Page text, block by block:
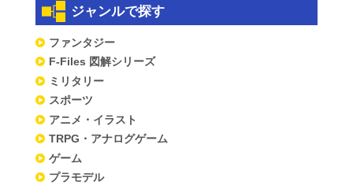
ジャンルで探す
ファンタジー
F-Files 図解シリーズ
ミリタリー
スポーツ
アニメ・イラスト
TRPG・アナログゲーム
ゲーム
プラモデル